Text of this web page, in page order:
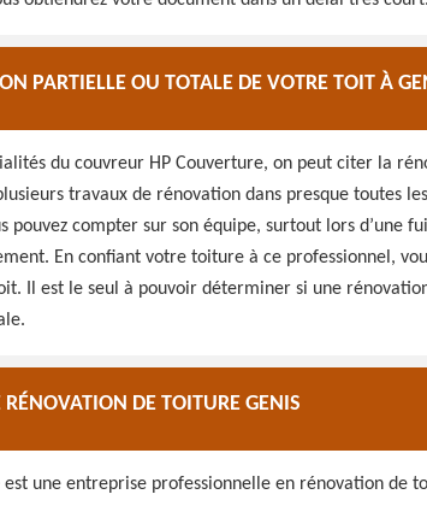
PARTIELLE OU TOTALE DE VOTRE TOIT À
du couvreur HP Couverture, on peut citer la
travaux de rénovation dans presque toutes
pouvez compter sur son équipe, surtout lors d’une
En confiant votre toiture à ce professionnel,
Il est le seul à pouvoir déterminer si une
RÉNOVATION DE TOITURE GENIS
est une entreprise professionnelle en rénovation de